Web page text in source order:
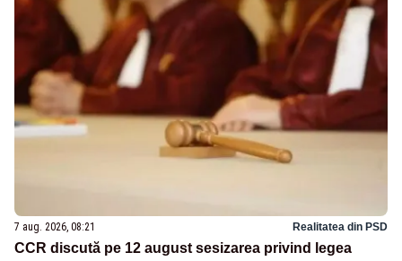
7 aug. 2026, 08:21 Realitatea din PSD
CCR discută pe 12 august sesizarea privind legea